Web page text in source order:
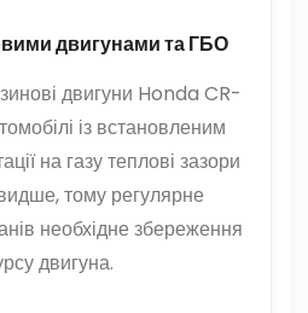
двигунами та ГБО
двигуни Honda CR-
із встановленим
на газу теплові зазори
тому регулярне
необхідне збереження
двигуна.